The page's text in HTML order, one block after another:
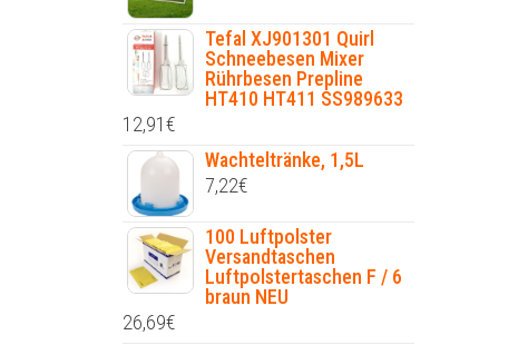
Tefal XJ901301 Quirl
Schneebesen Mixer
Rührbesen Prepline
HT410 HT411 SS989633
12,91€
Wachteltränke, 1,5L
7,22€
100 Luftpolster
Versandtaschen
Luftpolstertaschen F / 6
braun NEU
26,69€